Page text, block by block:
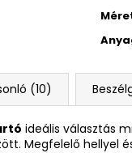
(10)
ideális választás
Megfelelő hellyel